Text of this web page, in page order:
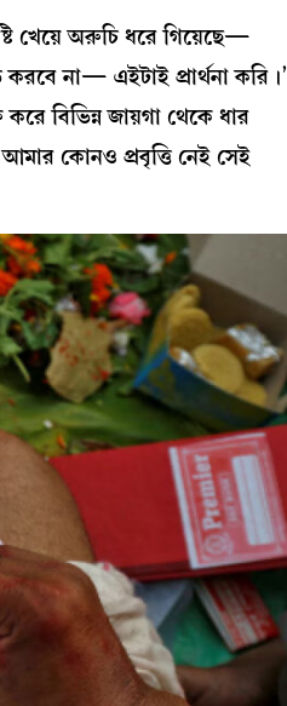
খেয়ে অরুচি ধরে গিয়েছে—
না— এইটাই প্রার্থনা করি।’
বিভিন্ন জায়গা থেকে ধার
কোনও প্রবৃত্তি নেই সেই